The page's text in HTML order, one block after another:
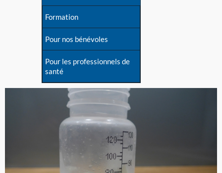
Formation
Pour nos bénévoles
Pour les professionnels de
santé